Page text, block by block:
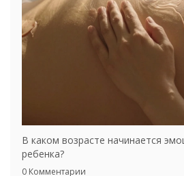
В каком возрасте начинается
ребенка?
0 Комментарии